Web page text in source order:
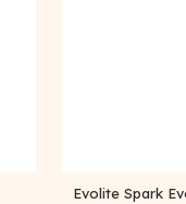
Evolite Spark